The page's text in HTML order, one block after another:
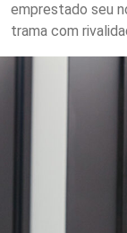
emprestado seu
trama com